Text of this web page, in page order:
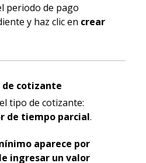
periodo de pago
y haz clic en crear
de cotizante
tipo de cotizante:
de tiempo parcial.
aparece por
ingresar un valor